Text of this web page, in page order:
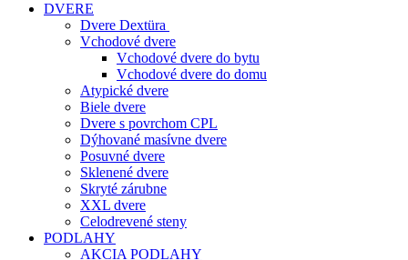
DVERE
Dvere Dextüra
Vchodové dvere
Vchodové dvere do bytu
Vchodové dvere do domu
Atypické dvere
Biele dvere
Dvere s povrchom CPL
Dýhované masívne dvere
Posuvné dvere
Sklenené dvere
Skryté zárubne
XXL dvere
Celodrevené steny
PODLAHY
AKCIA PODLAHY